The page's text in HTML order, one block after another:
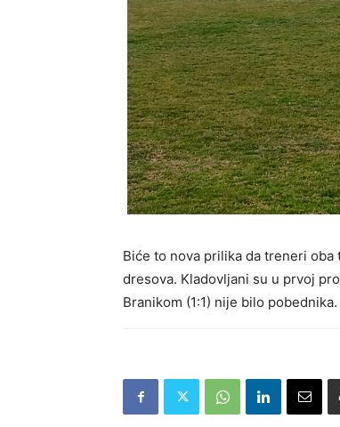
Biće to nova prilika da treneri
dresova. Kladovljani su u prvoj
Branikom (1:1) nije bilo pobednika.